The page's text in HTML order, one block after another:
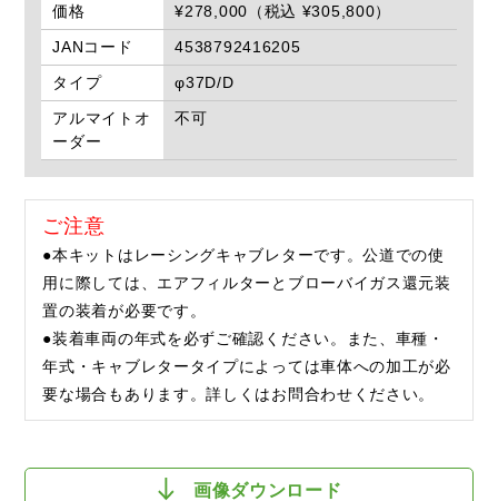
価格
¥278,000（税込 ¥305,800）
JANコード
4538792416205
タイプ
φ37D/D
アルマイトオ
ーダー
不可
ご注意
●本キットはレーシングキャブレターです。公道での使
用に際しては、エアフィルターとブローバイガス還元装
置の装着が必要です。
●装着車両の年式を必ずご確認ください。また、車種・
年式・キャブレタータイプによっては車体への加工が必
要な場合もあります。詳しくはお問合わせください。
画像ダウンロード